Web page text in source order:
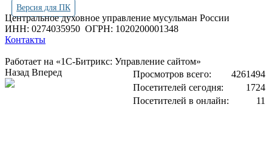
Версия для ПК
Центральное духовное управление мусульман России
ИНН: 0274035950 ОГРН: 1020200001348
Контакты
Работает на «1С-Битрикс: Управление сайтом»
Просмотров всего:
4261494
Посетителей сегодня:
1724
Посетителей в онлайн:
11
Назад Вперед